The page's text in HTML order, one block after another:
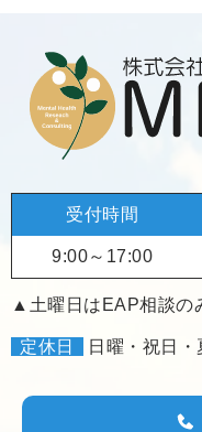
受付時間
9:00～17:00
▲土曜日はEAP相談の
定休日 日曜・祝日